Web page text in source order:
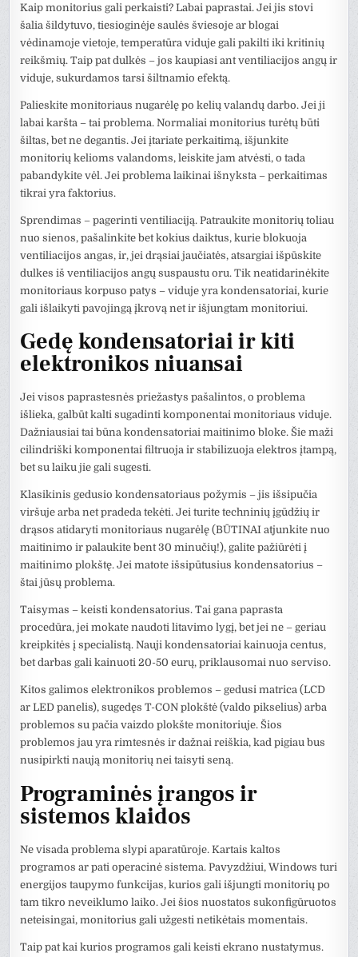
Kaip monitorius gali perkaisti? Labai paprastai. Jei jis stovi
šalia šildytuvo, tiesioginėje saulės šviesoje ar blogai
vėdinamoje vietoje, temperatūra viduje gali pakilti iki kritinių
reikšmių. Taip pat dulkės – jos kaupiasi ant ventiliacijos angų ir
viduje, sukurdamos tarsi šiltnamio efektą.
Palieskite monitoriaus nugarėlę po kelių valandų darbo. Jei ji
labai karšta – tai problema. Normaliai monitorius turėtų būti
šiltas, bet ne degantis. Jei įtariate perkaitimą, išjunkite
monitorių kelioms valandoms, leiskite jam atvėsti, o tada
pabandykite vėl. Jei problema laikinai išnyksta – perkaitimas
tikrai yra faktorius.
Sprendimas – pagerinti ventiliaciją. Patraukite monitorių toliau
nuo sienos, pašalinkite bet kokius daiktus, kurie blokuoja
ventiliacijos angas, ir, jei drąsiai jaučiatės, atsargiai išpūskite
dulkes iš ventiliacijos angų suspaustu oru. Tik neatidarinėkite
monitoriaus korpuso patys – viduje yra kondensatoriai, kurie
gali išlaikyti pavojingą įkrovą net ir išjungtam monitoriui.
Gedę kondensatoriai ir kiti
elektronikos niuansai
Jei visos paprastesnės priežastys pašalintos, o problema
išlieka, galbūt kalti sugadinti komponentai monitoriaus viduje.
Dažniausiai tai būna kondensatoriai maitinimo bloke. Šie maži
cilindriški komponentai filtruoja ir stabilizuoja elektros įtampą,
bet su laiku jie gali sugesti.
Klasikinis gedusio kondensatoriaus požymis – jis išsipučia
viršuje arba net pradeda tekėti. Jei turite techninių įgūdžių ir
drąsos atidaryti monitoriaus nugarėlę (BŪTINAI atjunkite nuo
maitinimo ir palaukite bent 30 minučių!), galite pažiūrėti į
maitinimo plokštę. Jei matote išsipūtusius kondensatorius –
štai jūsų problema.
Taisymas – keisti kondensatorius. Tai gana paprasta
procedūra, jei mokate naudoti litavimo lygį, bet jei ne – geriau
kreipkitės į specialistą. Nauji kondensatoriai kainuoja centus,
bet darbas gali kainuoti 20-50 eurų, priklausomai nuo serviso.
Kitos galimos elektronikos problemos – gedusi matrica (LCD
ar LED panelis), sugedęs T-CON plokštė (valdo pikselius) arba
problemos su pačia vaizdo plokšte monitoriuje. Šios
problemos jau yra rimtesnės ir dažnai reiškia, kad pigiau bus
nusipirkti naują monitorių nei taisyti seną.
Programinės įrangos ir
sistemos klaidos
Ne visada problema slypi aparatūroje. Kartais kaltos
programos ar pati operacinė sistema. Pavyzdžiui, Windows turi
energijos taupymo funkcijas, kurios gali išjungti monitorių po
tam tikro neveiklumo laiko. Jei šios nuostatos sukonfigūruotos
neteisingai, monitorius gali užgesti netikėtais momentais.
Taip pat kai kurios programos gali keisti ekrano nustatymus.